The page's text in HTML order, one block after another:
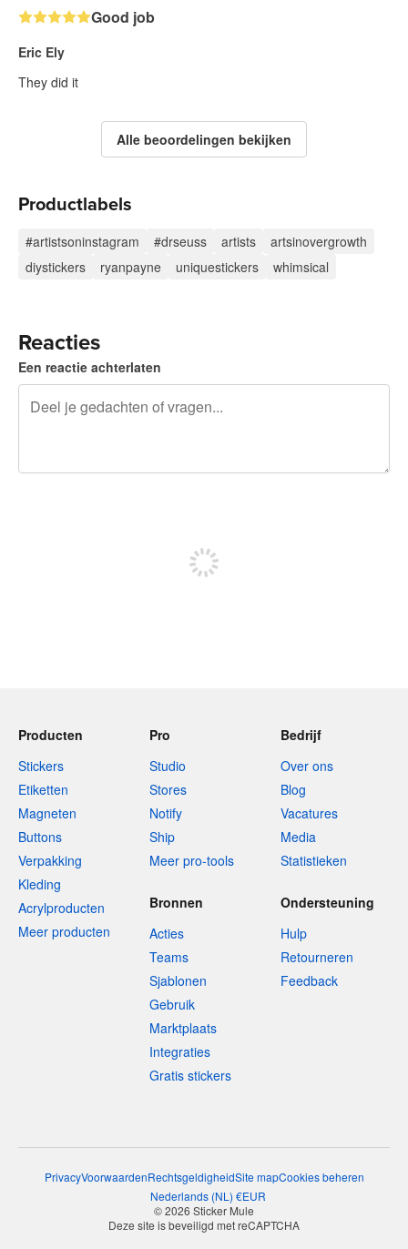
Good job
Eric Ely
They did it
Alle beoordelingen bekijken
Productlabels
#artistsoninstagram #drseuss artists
artsinovergrowth
diystickers
ryanpayne uniquestickers whimsical
Reacties
Een reactie achterlaten
Producten
Stickers
Etiketten
Magneten
Buttons
Verpakking
Kleding
Acrylproducten
Meer producten
Pro
Studio
Stores
Notify
Ship
Meer pro-tools
Bedrijf
Over ons
Blog
Vacatures
Media
Statistieken
Bronnen
Acties
Teams
Sjablonen
Gebruik
Marktplaats
Integraties
Gratis stickers
Ondersteuning
Hulp
Retourneren
Feedback
PrivacyVoorwaardenRechtsgeldigheidSite mapCookies beheren
Nederlands(NL ) €EUR
© 2026 Sticker Mule
Deze site is beveiligd met reCAPTCHA